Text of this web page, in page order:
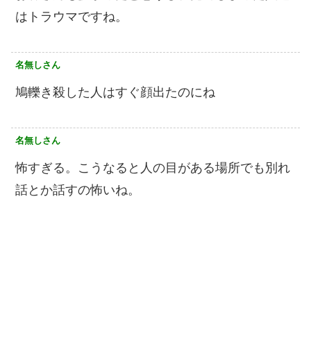
はトラウマですね。
名無しさん
鳩轢き殺した人はすぐ顔出たのにね
名無しさん
怖すぎる。こうなると人の目がある場所でも別れ
話とか話すの怖いね。